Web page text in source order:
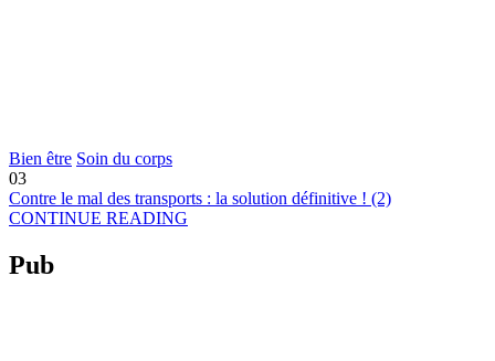
Bien être Soin du corps
03
Contre le mal des transports : la solution définitive ! (2)
CONTINUE READING
Pub